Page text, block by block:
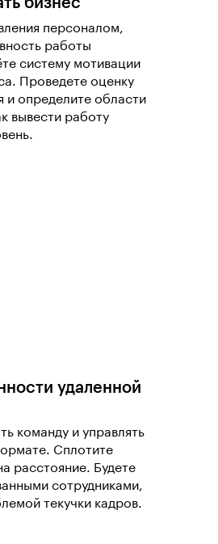
бизнес
персоналом,
работы
систему мотивации
Проведете оценку
и определите области
вывести работу
удаленной
команду и управлять
Сплотите
расстояние. Будете
сотрудниками,
текучки кадров.